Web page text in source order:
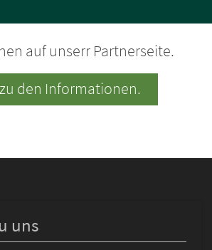
auf unserr Partnerseite.
den Informationen.
uns